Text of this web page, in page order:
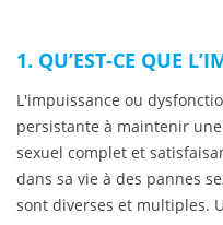
1. QU’EST-CE QUE
L'impuissance ou
persistante à maintenir
sexuel complet et
dans sa vie à des pannes
sont diverses et multiples.